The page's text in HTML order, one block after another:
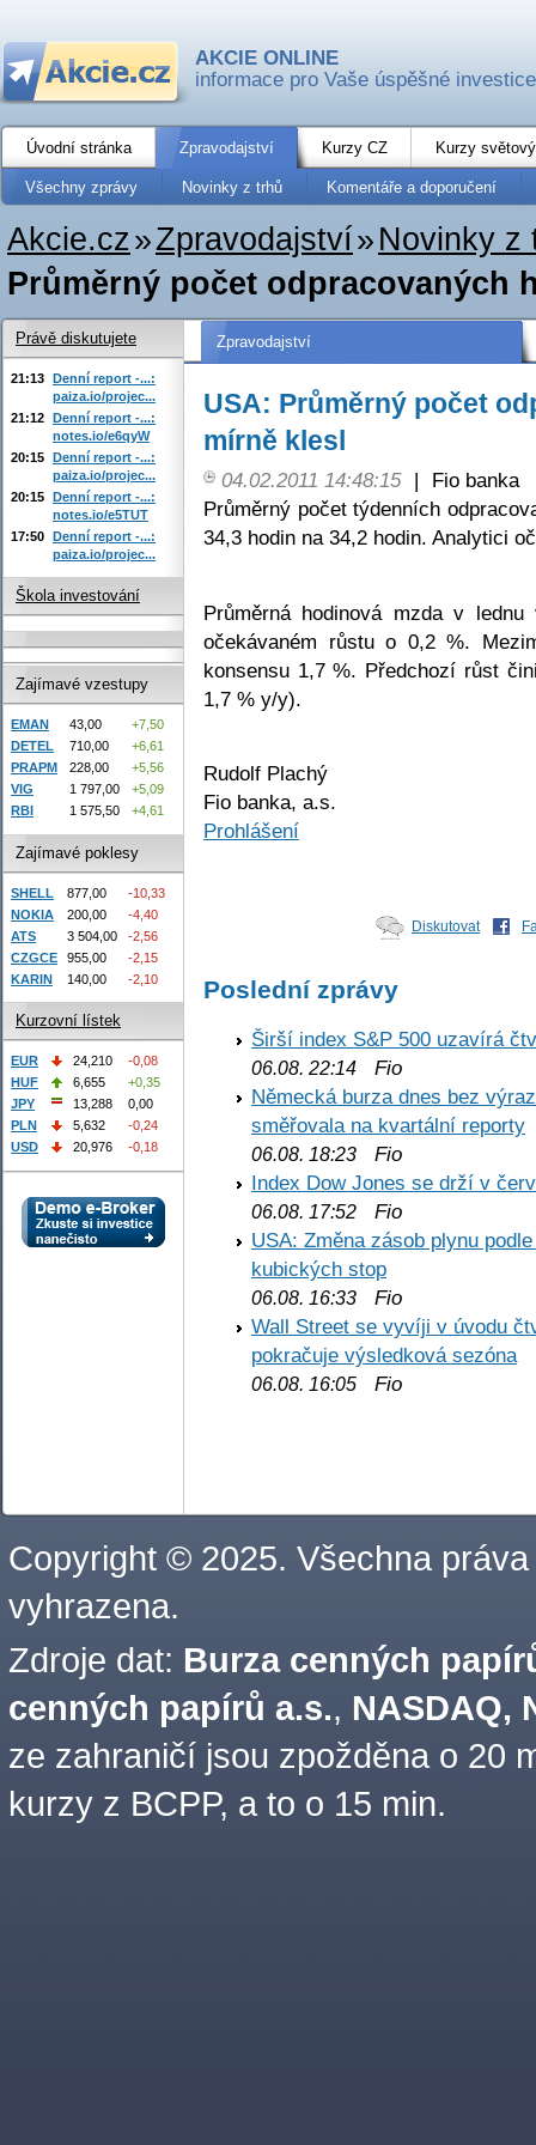
AKCIE ONLINE
informace pro Vaše úspěšné investice
Úvodní stránka Zpravodajství Kurzy CZ Kurzy
Všechny zprávy Novinky z trhů Komentáře a doporučení
Akcie.cz»Zpravodajství» Novinky z
Průměrný počet odpracovaných
Zpravodajství
USA: Průměrný počet
mírně klesl
04.02.2011 14:48:15 |
Fio banka
Průměrný počet týdenních
34,3 hodin na 34,2 hodin. Analytici
Průměrná hodinová mzda v
očekávaném růstu o 0,2 %.
konsensu 1,7 %. Předchozí růst
1,7 % y/y).
Rudolf Plachý
Fio banka, a.s.
Prohlášení
Diskutovat
Poslední zprávy
Širší index S&P 500 uzavírá
06.08. 22:14 Fio
Německá burza dnes bez
směřovala na kvartální reporty
06.08. 18:23 Fio
Index Dow Jones se drží v
06.08. 17:52 Fio
USA: Změna zásob plynu
kubických stop
06.08. 16:33 Fio
Wall Street se vyvíji v úvodu
pokračuje výsledková sezóna
06.08. 16:05 Fio
Právě diskutujete
21:13 Denní report -...:
paiza.io/projec...
21:12 Denní report -...:
notes.io/e6qyW
20:15 Denní report -...:
paiza.io/projec...
20:15 Denní report -...:
notes.io/e5TUT
17:50 Denní report -...:
paiza.io/projec...
Škola investování
Zajímavé vzestupy
EMAN 43,00
+7,50
DETEL
710,00
+6,61
PRAPM
228,00
+5,56
VIG
1 797,00
+5,09
RBI
1 575,50 +4,61
Zajímavé poklesy
SHELL 877,00
-10,33
NOKIA
200,00
-4,40
ATS
3 504,00
-2,56
CZGCE
955,00
-2,15
KARIN
140,00 -2,10
Kurzovní lístek
EUR 24,210
-0,08
HUF
6,655
+0,35
JPY
13,288
0,00
PLN
5,632
-0,24
USD
20,976 -0,18
Copyright © 2025. Všechna práva
vyhrazena.
Zdroje dat: Burza cenných
cenných papírů a.s., NASDAQ,
ze zahraničí jsou zpožděna o 20
kurzy z BCPP, a to o 15 min.